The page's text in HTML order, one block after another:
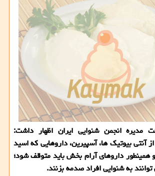
انجمن شنوایی ایران اظهار داشت:
آنتی بیوتیك ها، آسپیرین، داروهایی كه اسید
همینطور داروهای آرام بخش باید متوقف شود؛
به شنوایی افراد صدمه بزنند.